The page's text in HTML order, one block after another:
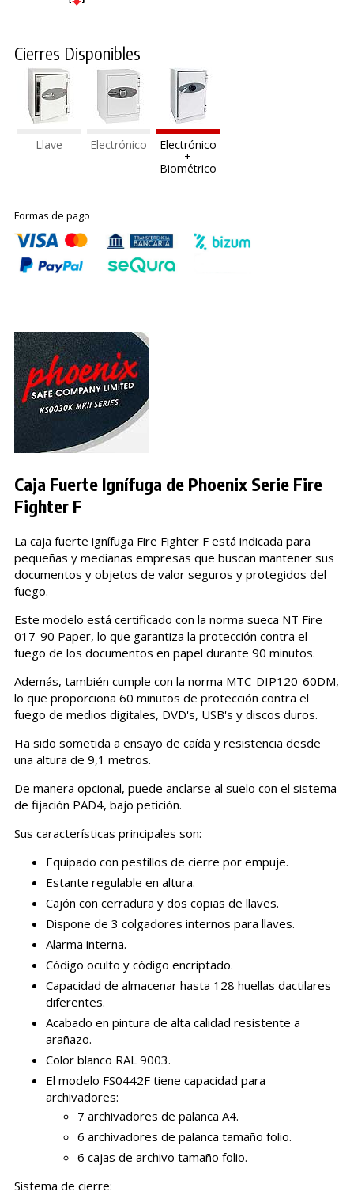
Cierres Disponibles
Llave Electrónico Electrónico
+
Biométrico
Formas de pago
Caja Fuerte Ignífuga de Phoenix Serie Fire
Fighter F
La caja fuerte ignífuga Fire Fighter F está indicada para
pequeñas y medianas empresas que buscan mantener sus
documentos y objetos de valor seguros y protegidos del
fuego.
Este modelo está certificado con la norma sueca NT Fire
017-90 Paper, lo que garantiza la protección contra el
fuego de los documentos en papel durante 90 minutos.
Además, también cumple con la norma MTC-DIP120-60DM,
lo que proporciona 60 minutos de protección contra el
fuego de medios digitales, DVD's, USB's y discos duros.
Ha sido sometida a ensayo de caída y resistencia desde
una altura de 9,1 metros.
De manera opcional, puede anclarse al suelo con el sistema
de fijación PAD4, bajo petición.
Sus características principales son:
Equipado con pestillos de cierre por empuje.
Estante regulable en altura.
Cajón con cerradura y dos copias de llaves.
Dispone de 3 colgadores internos para llaves.
Alarma interna.
Código oculto y código encriptado.
Capacidad de almacenar hasta 128 huellas dactilares
diferentes.
Acabado en pintura de alta calidad resistente a
arañazo.
Color blanco RAL 9003.
El modelo FS0442F tiene capacidad para
archivadores:
7 archivadores de palanca A4.
6 archivadores de palanca tamaño folio.
6 cajas de archivo tamaño folio.
Sistema de cierre: